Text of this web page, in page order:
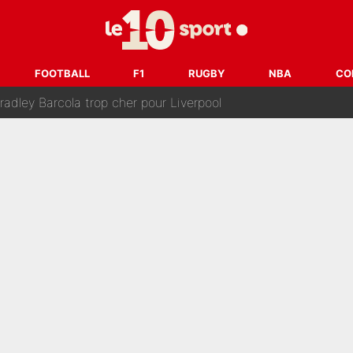
FOOTBALL F1 RUGBY NBA
la nomination de Zinedine Zidane, c'est au tour de son
et bientôt Fernando Alonso ? Le classement des pilotes les mieux
Barcola trop cher pour Liverpool